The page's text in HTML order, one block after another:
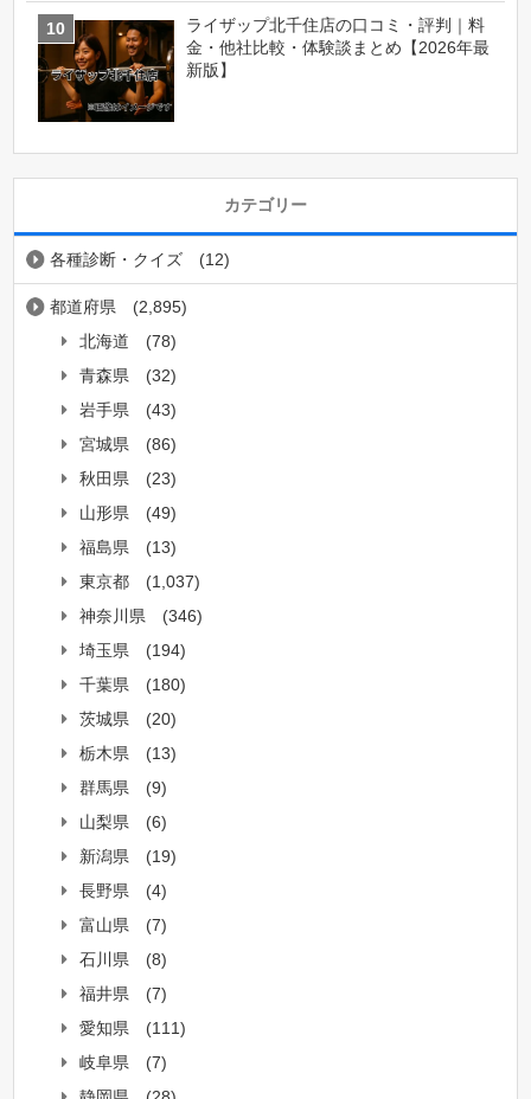
ライザップ北千住店の口コミ・評判｜料
金・他社比較・体験談まとめ【2026年最
新版】
カテゴリー
各種診断・クイズ (12)
都道府県
(2,895)
北海道
(78)
青森県
(32)
岩手県
(43)
宮城県
(86)
秋田県
(23)
山形県
(49)
福島県
(13)
東京都
(1,037)
神奈川県
(346)
埼玉県
(194)
千葉県
(180)
茨城県
(20)
栃木県
(13)
群馬県
(9)
山梨県
(6)
新潟県
(19)
長野県
(4)
富山県
(7)
石川県
(8)
福井県
(7)
愛知県
(111)
岐阜県
(7)